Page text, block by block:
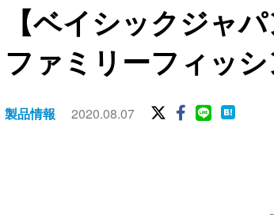
【ベイシックジャ
ファミリーフィッ
製品情報 2020.08.07